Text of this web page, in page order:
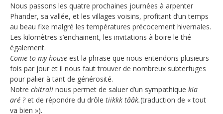
Nous passons les quatre prochaines journées à arpenter
Phander, sa vallée, et les villages voisins, profitant d’un temps
au beau fixe malgré les températures précocement hivernales.
Les kilomètres s’enchainent, les invitations à boire le thé
également.
Come to my house est la phrase que nous entendons plusieurs
fois par jour et il nous faut trouver de nombreux subterfuges
pour palier à tant de générosité.
Notre chitrali nous permet de saluer d’un sympathique kia
aré ?et de répondre du drôle tiikkk tââk.(traduction de « tout
va bien »).